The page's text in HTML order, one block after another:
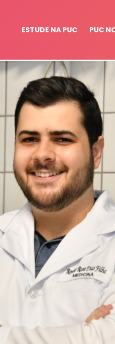
ESTUDE NA PUC PUC